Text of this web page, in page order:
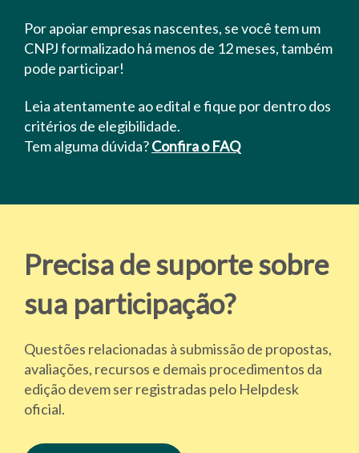
Por apoiar empresas nascentes, se você tem um
CNPJ formalizado há menos de 12 meses, também
pode participar!
Leia atentamente ao edital e fique por dentro dos
critérios de elegibilidade.
Tem alguma dúvida?Confira o FAQ
Precisa de suporte sobre
sua participação?
Questões relacionadas à submissão de propostas,
avaliações, recursos e demais procedimentos da
edição devem ser registradas pelo Helpdesk
oficial.